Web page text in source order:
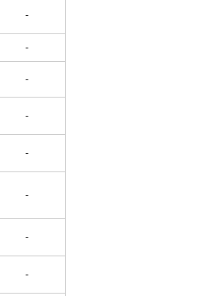
-
-
-
-
-
-
-
-